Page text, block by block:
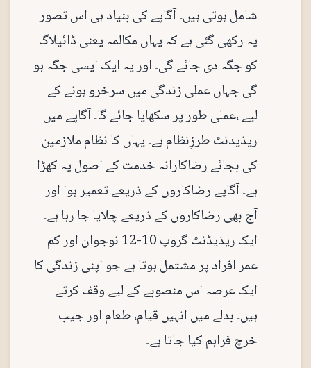
شامل ہوتی ہیں۔ آگاپے کی بنیاد ہی اس تصور
پہ رکھی گئی ہے کہ یہاں مکالمہ یعنی ڈائیلاگ
کو جگہ دی جائے گی۔ اور یہ ایک ایسی جگہ ہو
گی جہاں عملی زندگی میں سرخرو ہونے کے
لیے ،عملی طور پر سکھایا جائے گا۔ آگاپے میں
ریذیدنٹ طرزِنظام ہے۔ یہاں کا نظام ملازمین
کی بجائے رضاکارانہ خدمت کے اصول پہ کھڑا
ہے۔ آگاپے رضاکاروں کے ذریعے تعمیر ہوا اور
آج بھی رضاکاروں کے ذریعے چلایا جا رہا ہے۔
ایک ریذیڈنٹ گروپ 10-12 نوجوان اور کم
عمر افراد پر مشتمل ہوتا ہے جو اپنی زندگی کا
ایک عرصہ اس منصوبے کے لیے وقف کرتے
ہیں۔ بدلے میں انہیں قیام، طعام اور جیب
خرچ فراہم کیا جاتا ہے۔